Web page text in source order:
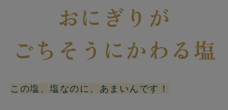
おにぎりが
ごちそうにかわる塩
この塩、塩なのに、あまいんです！